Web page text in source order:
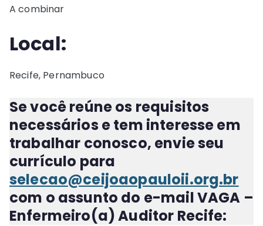
A combinar
Local:
Recife, Pernambuco
Se você reúne os requisitos
necessários e tem interesse em
trabalhar conosco, envie seu
currículo para
selecao@ceijoaopauloii.org.br
com o assunto do e-mailVAGA –
Enfermeiro(a) Auditor Recife: